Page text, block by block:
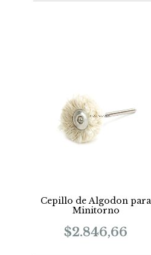
Cepillo de Algodon para
Minitorno
$2.846,66